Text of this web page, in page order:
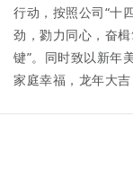
行动，按照公司“十
劲，勠力同心，奋
键”。同时致以新年
家庭幸福，龙年大吉